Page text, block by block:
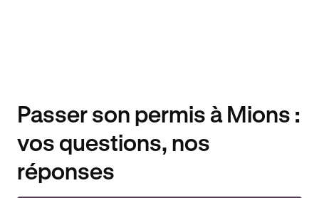
Passer son permis à Mions :
vos questions, nos
réponses